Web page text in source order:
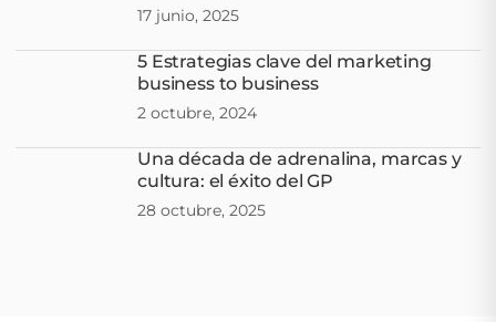
17 junio, 2025
5 Estrategias clave del marketing
business to business
2 octubre, 2024
Una década de adrenalina, marcas y
cultura: el éxito del GP
28 octubre, 2025